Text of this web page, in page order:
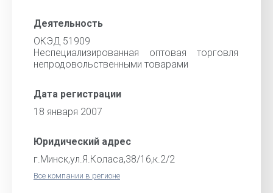
Деятельность
ОКЭД 51909
Неспециализированная оптовая торговля
непродовольственными товарами
Дата регистрации
18 января 2007
Юридический адрес
г.Минск,ул.Я.Коласа,38/16,к.2/2
Все компании в регионе